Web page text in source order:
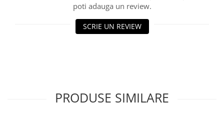
poti adauga un review.
SCRIE UN REVIEW
PRODUSE SIMILARE